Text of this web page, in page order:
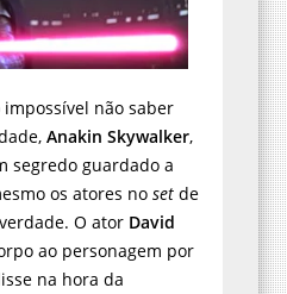
não saber
Anakin Skywalker,
segredo guardado a
os atores no set de
O ator David
ao personagem por
na hora da